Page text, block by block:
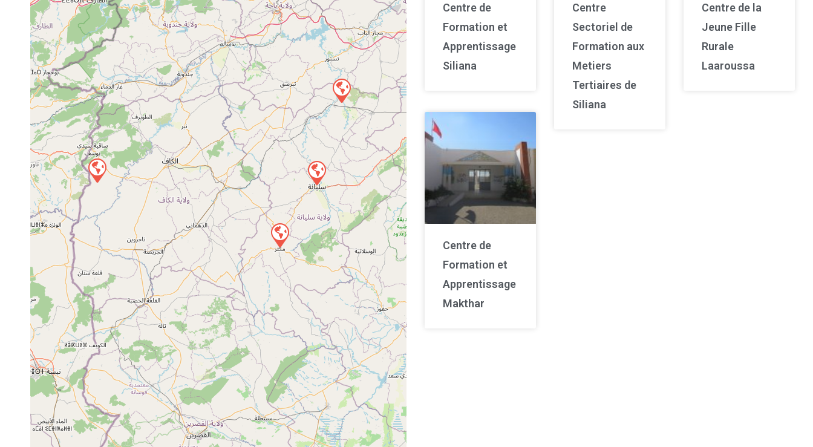
Centre de
Formation et
Apprentissage
Siliana
Centre
Sectoriel de
Formation aux
Metiers
Tertiaires de
Siliana
Centre de la
Jeune Fille
Rurale
Laaroussa
Centre de
Formation et
Apprentissage
Makthar